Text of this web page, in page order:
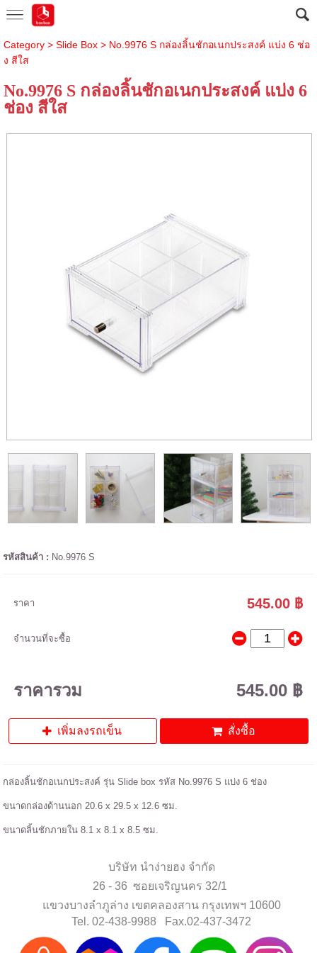
Category> Slide Box> No.9976 S กล่องลิ้นชักอเนกประสงค์ แบ่ง 6 ช่อ
ง สีใส
No.9976 S กล่องลิ้นชักอเนกประสงค์ แบ่ง 6
ช่อง สีใส
รหัสสินค้า : No.9976 S
ราคา 545.00 ฿
จำนวนที่จะซื้อ
ราคารวม 545.00 ฿
เพิ่มลงรถเข็น สั่งซื้อ
กล่องลิ้นชักอเนกประสงค์ รุ่น Slide box รหัส No.9976 S แบ่ง 6 ช่อง
ขนาดกล่องด้านนอก 20.6 x 29.5 x 12.6 ซม.
ขนาดลิ้นชักภายใน 8.1 x 8.1 x 8.5 ซม.
บริษัท นำง่ายฮง จำกัด
26 - 36 ซอยเจริญนคร 32/1
แขวงบางลำภูล่าง เขตคลองสาน กรุงเทพฯ 10600
Tel. 02-438-9988 Fax.02-437-3472